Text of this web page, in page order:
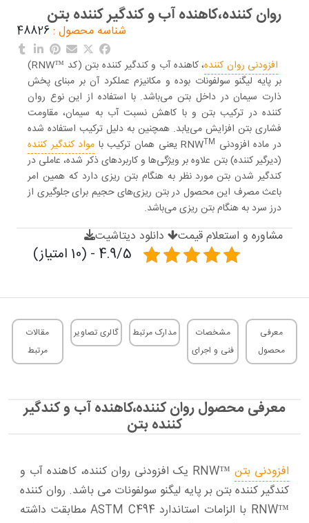
روان کننده،کاهنده آب و کندگیر کننده بتن
شناسه محصول :48826
افزودنی روان کننده
، کاهنده آب و کندگیر کننده بتن (کد ™RNW)
بر پایه لیگنو سولفونات بوده و مکانیزم عملکرد آن بر مبنای پخش
ذارت سیمان در داخل بتن می‌باشد. با استفاده از این نوع روان
کننده در ترکیب بتن و با کاهش نسبت آب به سیمان، مقاومت
فشاری بتن افزایش می‌یابد. همچنین به دلیل ترکیب استفاده شده
در ماده افزودنی RNW TM یعنی همان ترکیب با مواد کندگیر کننده
(دیرگیر کننده) بتن علاوه بر ویژگی‌ها و کاربردهای ذکر شده، عاملی در
کندگیر شدن بتن مورد نظر به هنگام بتن ریزی دارد که همین امر
باعث مصرف این محصول در بتن ریزی‌های حجیم برای جلوگیری از
درز سرد به هنگام بتن ریزی می‌باشد.
مشاوره و استعلام قیمت دانلود دیتاشیت
4.9/5 - (10 امتیاز)
معرفی
محصول
مشخصات
فنی و اجرای
مدارک مرتبط گالری تصاویر
مقالات
مرتبط
معرفی محصول روان کننده،کاهنده آب و کندگیر
کننده بتن
افزودنی بتن
™RNW یک افزودنی روان کننده، کاهنده آب و
کندگیر کننده بتن بر پایه لیگنو سولفونات می باشد. روان کننده
™RNW با الزامات استاندارد ASTM C494 مطابقت داشته